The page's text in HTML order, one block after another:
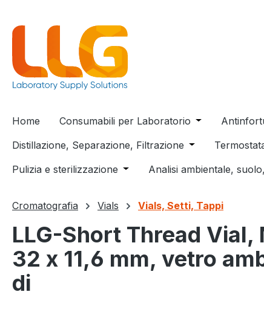
Home Consumabili per Laboratorio Open or
Distillazione, Separazione, Filtrazione Open or close
Pulizia e sterilizzazione Open or close the dropdown
Analisi ambientale,
Cromatografia Vials Vials, Setti, Tappi
LLG-Short Thread
32 x 11,6 mm, vetro
di